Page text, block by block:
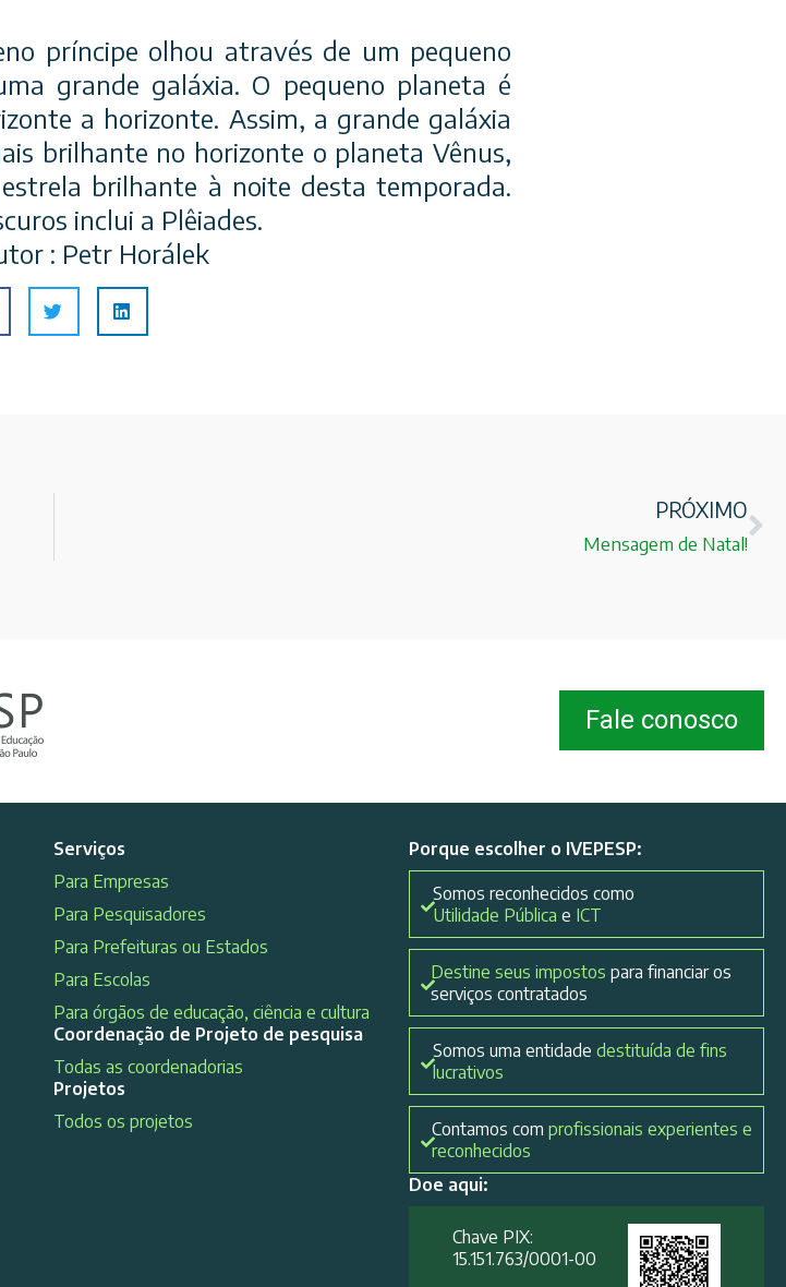
príncipe olhou através de um pequeno
grande galáxia. O pequeno planeta é
a horizonte. Assim, a grande galáxia
brilhante no horizonte o planeta Vênus,
brilhante à noite desta temporada.
inclui a Plêiades.
: Petr Horálek
PRÓXIMO
Mensagem de Natal!
Fale conosco
Serviços
Para Empresas
Para Pesquisadores
Para Prefeituras ou Estados
Para Escolas
Para órgãos de educação, ciência e cultura
Coordenação de Projeto de pesquisa
Todas as coordenadorias
Projetos
Todos os projetos
Porque escolher o IVEPESP:
Somos reconhecidos como
Utilidade Pública e ICT
Destine seus impostos para financiar os
serviços contratados
Somos uma entidadedestituída de fins
lucrativos
Contamos com profissionais experientes e
reconhecidos
Doe aqui:
Chave PIX:
15.151.763/0001-00​